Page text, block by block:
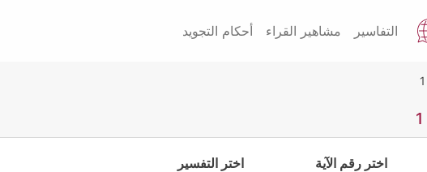
التفاسير مشاهير القراء أحكام التجويد
اختر رقم الآية اختر التفسير